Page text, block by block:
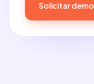
Solicitar demo